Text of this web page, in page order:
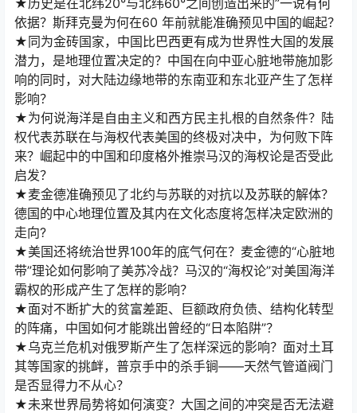
★历史是在北纬20°与北纬60°之间创造出来的”一说有何
依据？斯拜克曼为何在60 年前就能准确预见中国的崛起？
★同为金砖国家，中国比巴西更有成为世界性大国的发展
潜力，是地理位置决定的？中国在向中亚心脏地带施加影
响的同时，对大陆边缘地带的东南亚和东北亚产生了怎样
影响？
★为何说海洋是自由主义和西方民主扎根的自然条件？陆
权代表苏联在与海权代表美国的终极对决中，为何败下阵
来？崛起中的中国和印度格外推崇马汉的海权论是否受此
启发？
★麦金德准确预见了北约与苏联的对抗以及苏联的解体？
德国的中心地理位置及其内在文化态度将怎样决定欧洲的
走向?
★美国还将统治世界100年的底气何在？麦金德的“心脏地
带”理论如何影响了美苏冷战？马汉的“海权论”对美国海洋
霸权的形成产生了怎样的影响？
★面对不断扩大的贫富差距、巨额政府负债、结构化转型
的阵痛，中国如何才能跳出曾经的“日本陷阱”？
★乌克兰危机对俄罗斯产生了怎样深远的影响？面对土耳
其等国家的挑衅，普京手中的杀手锏——天然气管道阀门
是否显得力不从心？
★未来世界局势将如何演变？大国之间的冲突是否无法避